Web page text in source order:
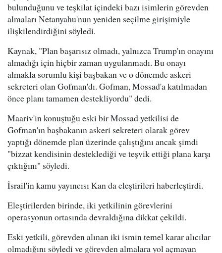
bulunduğunu ve teşkilat içindeki bazı isimlerin görevden
almaları Netanyahu'nun yeniden seçilme girişimiyle
ilişkilendirdiğini söyledi.
Kaynak, "Plan başarısız olmadı, yalnızca Trump'ın onayını
almadığı için hiçbir zaman uygulanmadı. Bu onayı
almakla sorumlu kişi başbakan ve o dönemde askeri
sekreteri olan Gofman'dı. Gofman, Mossad'a katılmadan
önce planı tamamen destekliyordu" dedi.
Maariv'in konuştuğu eski bir Mossad yetkilisi de
Gofman'ın başbakanın askeri sekreteri olarak görev
yaptığı dönemde plan üzerinde çalıştığını ancak şimdi
"bizzat kendisinin desteklediği ve teşvik ettiği plana karşı
çıktığını" söyledi.
İsrail'in kamu yayıncısı Kan da eleştirileri haberleştirdi.
Eleştirilerden birinde, iki yetkilinin görevlerini
operasyonun ortasında devraldığına dikkat çekildi.
Eski yetkili, görevden alınan iki ismin temel karar alıcılar
olmadığını söyledi ve görevden almalara yol açmayan